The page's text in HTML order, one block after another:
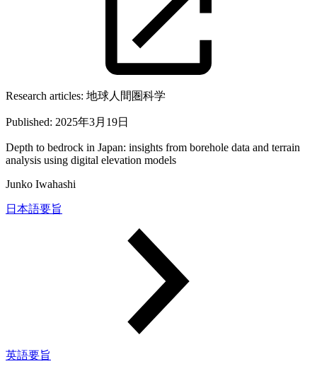
Research articles: 地球人間圏科学
Published: 2025年3月19日
Depth to bedrock in Japan: insights from borehole data and terrain
analysis using digital elevation models
Junko Iwahashi
日本語要旨
英語要旨